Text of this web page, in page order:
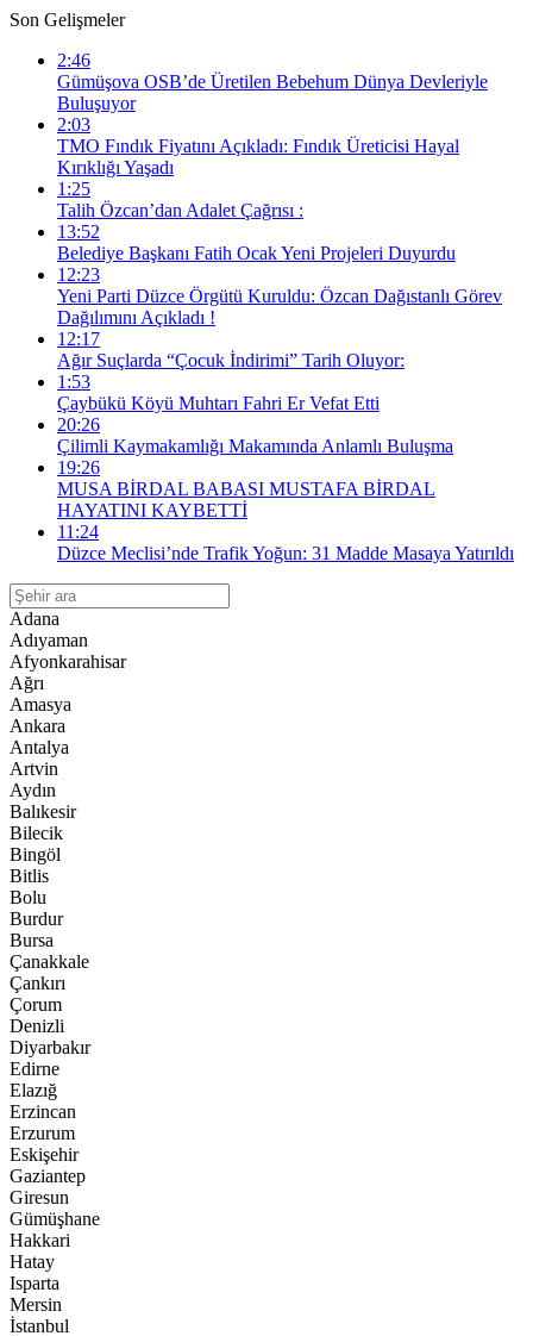
Son Gelişmeler
2:46
Gümüşova OSB’de Üretilen Bebehum Dünya Devleriyle
Buluşuyor
2:03
TMO Fındık Fiyatını Açıkladı: Fındık Üreticisi Hayal
Kırıklığı Yaşadı
1:25
Talih Özcan’dan Adalet Çağrısı :
13:52
Belediye Başkanı Fatih Ocak Yeni Projeleri Duyurdu
12:23
Yeni Parti Düzce Örgütü Kuruldu: Özcan Dağıstanlı Görev
Dağılımını Açıkladı !
12:17
Ağır Suçlarda “Çocuk İndirimi” Tarih Oluyor:
1:53
Çaybükü Köyü Muhtarı Fahri Er Vefat Etti
20:26
Çilimli Kaymakamlığı Makamında Anlamlı Buluşma
19:26
MUSA BİRDAL BABASI MUSTAFA BİRDAL
HAYATINI KAYBETTİ
11:24
Düzce Meclisi’nde Trafik Yoğun: 31 Madde Masaya Yatırıldı
Adana
Adıyaman
Afyonkarahisar
Ağrı
Amasya
Ankara
Antalya
Artvin
Aydın
Balıkesir
Bilecik
Bingöl
Bitlis
Bolu
Burdur
Bursa
Çanakkale
Çankırı
Çorum
Denizli
Diyarbakır
Edirne
Elazığ
Erzincan
Erzurum
Eskişehir
Gaziantep
Giresun
Gümüşhane
Hakkari
Hatay
Isparta
Mersin
İstanbul